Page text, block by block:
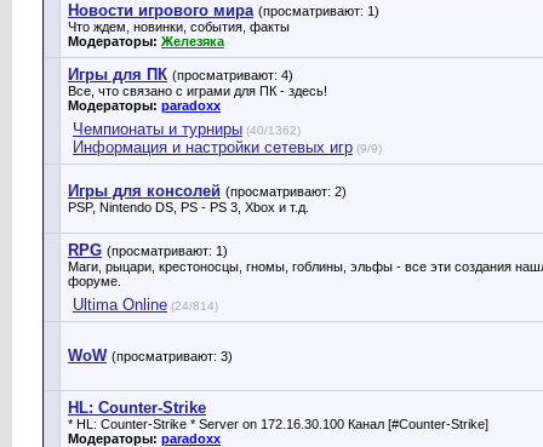
Новости игрового мира (просматривают: 1)
Что ждем, новинки, события, факты
Модераторы: Железяка
Игры для ПК (просматривают: 4)
Все, что связано с играми для ПК - здесь!
Модераторы: paradoxx
Чемпионаты и турниры (40/1362)
Информация и настройки сетевых игр (9/9)
Игры для консолей (просматривают: 2)
PSP, Nintendo DS, PS - PS 3, Xbox и т.д.
RPG (просматривают: 1)
Маги, рыцари, крестоносцы, гномы, гоблины, эльфы - все эти создания
форуме.
Ultima Online (24/814)
WoW (просматривают: 3)
HL: Counter-Strike
* HL: Counter-Strike * Server on 172.16.30.100 Канал [#Counter-Strike]
Модераторы: paradoxx